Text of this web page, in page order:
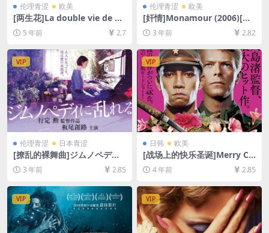
伦理青涩 欧美
[两生花]La double vie de Vé
ronique (1991)[百度网盘+迅
雷云盘资源1080P超清未删减]
频文件+防和谐压缩包（含解
压密码）】
5 年前 2.7
伦理青涩 欧美
[奸情]Monamour (2006)[百
度网盘+迅雷云盘资源1080P
超清未删减][MP4/5GB][原声
放，请使用电脑下载防和谐压
缩包（含解压密码）】
3 年前 2.82
VIP
伦理青涩 日本青涩
[撩乱的裸舞曲]ジムノペディ
に乱れる (2016)[百度网盘+夸
克网盘1080P超清未删减资源]
[网盘在线播放/下载][MP4/4.
9GB][日语中字]
3 年前 2.85
VIP
日韩 欧美
[战场上的快乐圣诞]Merry Ch
ristmas Mr. Lawrence (198
3)[百度网盘+迅雷云盘资源10
80P超清未删减][MP4/7.6GB]
[中英字幕]
4 年前 2.85
VIP VIP